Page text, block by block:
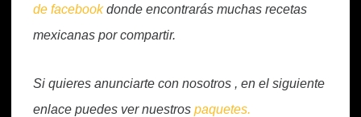
de facebookdonde encontrarás muchas recetas
mexicanas por compartir.
Si quieres anunciarte con nosotros , en el siguiente
enlace puedes ver nuestros paquetes.